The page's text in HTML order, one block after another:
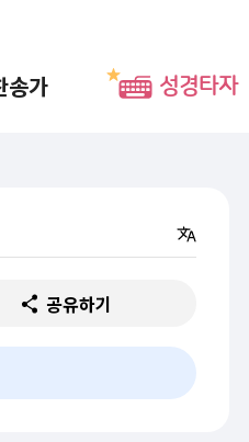
송가 성경타자
공유하기